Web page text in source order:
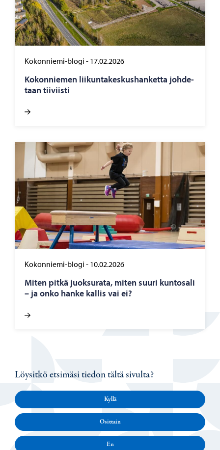
Kokonniemi-blogi - 17.02.2026
Ko­kon­nie­men lii­kun­ta­kes­kus­han­ket­ta joh­de­
taan tii­viis­ti
Kokonniemi-blogi - 10.02.2026
Miten pitkä juok­su­ra­ta, miten suuri kun­to­sa­li
– ja onko hanke kal­lis vai ei?
Löysitkö etsimäsi tiedon tältä sivulta?
Kyllä
Osittain
En